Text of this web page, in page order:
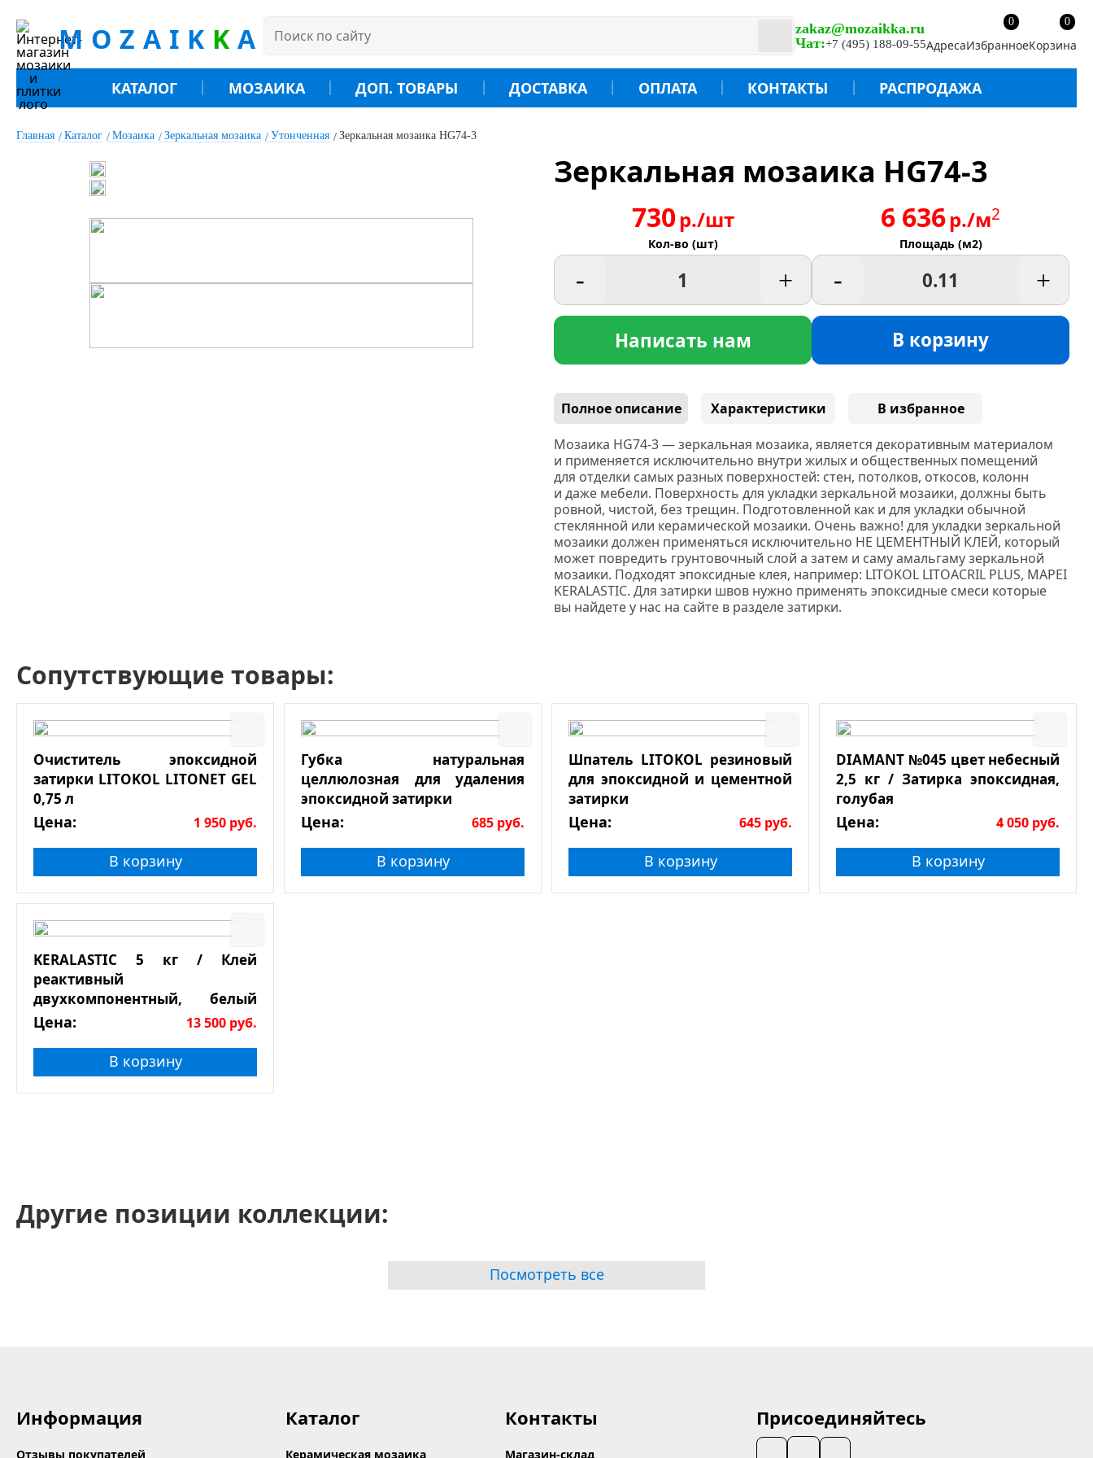
MOZAIK K A
zakaz@mozaikka.ru
Чат:+7 (495) 188-09-55Адреса
0
ИзбранноеКорзина
0
КАТАЛОГ МОЗАИКА ДОП. ТОВАРЫ ДОСТАВКА ОПЛАТА КОНТАКТЫ РАСПРОДАЖА
Главная Каталог Мозаика Зеркальная мозаика Утонченная Зеркальная мозаика HG74-3
Зеркальная мозаика HG74-3
730р./шт
Кол-во (шт)
- +
Написать нам
6 636р./м2
Площадь (м2)
- +
В корзину
Полное описание Характеристики
В избранное
Мозаика HG74-3 —зеркальная мозаика, является декоративным материалом
и применяется исключительно внутри жилых и общественных помещений
для отделки самых разных поверхностей: стен, потолков, откосов, колонн
и даже мебели. Поверхность для укладки зеркальной мозаики, должны быть
ровной, чистой, без трещин. Подготовленной как и для укладки обычной
стеклянной или керамической мозаики. Очень важно! для укладки зеркальной
мозаики должен применяться исключительно НЕ ЦЕМЕНТНЫЙ КЛЕЙ, который
может повредить грунтовочный слой а затем и саму амальгаму зеркальной
мозаики. Подходят эпоксидные клея, например: LITOKOL LITOACRIL PLUS, MAPEI
KERALASTIC. Для затирки швов нужно применять эпоксидные смеси которые
вы найдете у нас на сайте в разделе затирки.
Сопутствующие товары:
Очиститель эпоксидной
затирки LITOKOL LITONET GEL
0,75 л
Цена: 1 950 руб.
В корзину
Губка натуральная
целлюлозная для удаления
эпоксидной затирки
Цена: 685 руб.
В корзину
Шпатель LITOKOL резиновый
для эпоксидной и цементной
затирки
Цена: 645 руб.
В корзину
DIAMANT №045 цвет небесный
2,5 кг / Затирка эпоксидная,
голубая
Цена: 4 050 руб.
В корзину
KERALASTIC 5 кг / Клей
реактивный
двухкомпонентный, белый
эпоксидный
Цена: 13 500 руб.
В корзину
Другие позиции коллекции:
Посмотреть все
Информация
Отзывы покупателей
Каталог
Керамическая мозаика
Контакты
Магазин-склад
Присоединяйтесь